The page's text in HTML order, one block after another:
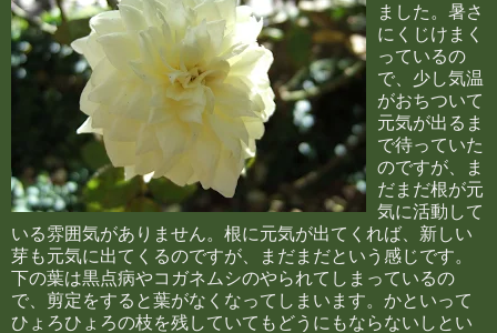
ました。暑さ
にくじけまく
っているの
で、少し気温
がおちついて
元気が出るま
で待っていた
のですが、ま
だまだ根が元
気に活動して
いる雰囲気がありません。根に元気が出てくれば、新しい
芽も元気に出てくるのですが、まだまだという感じです。
下の葉は黒点病やコガネムシのやられてしまっているの
で、剪定をすると葉がなくなってしまいます。かといって
ひょろひょろの枝を残していてもどうにもならないしとい